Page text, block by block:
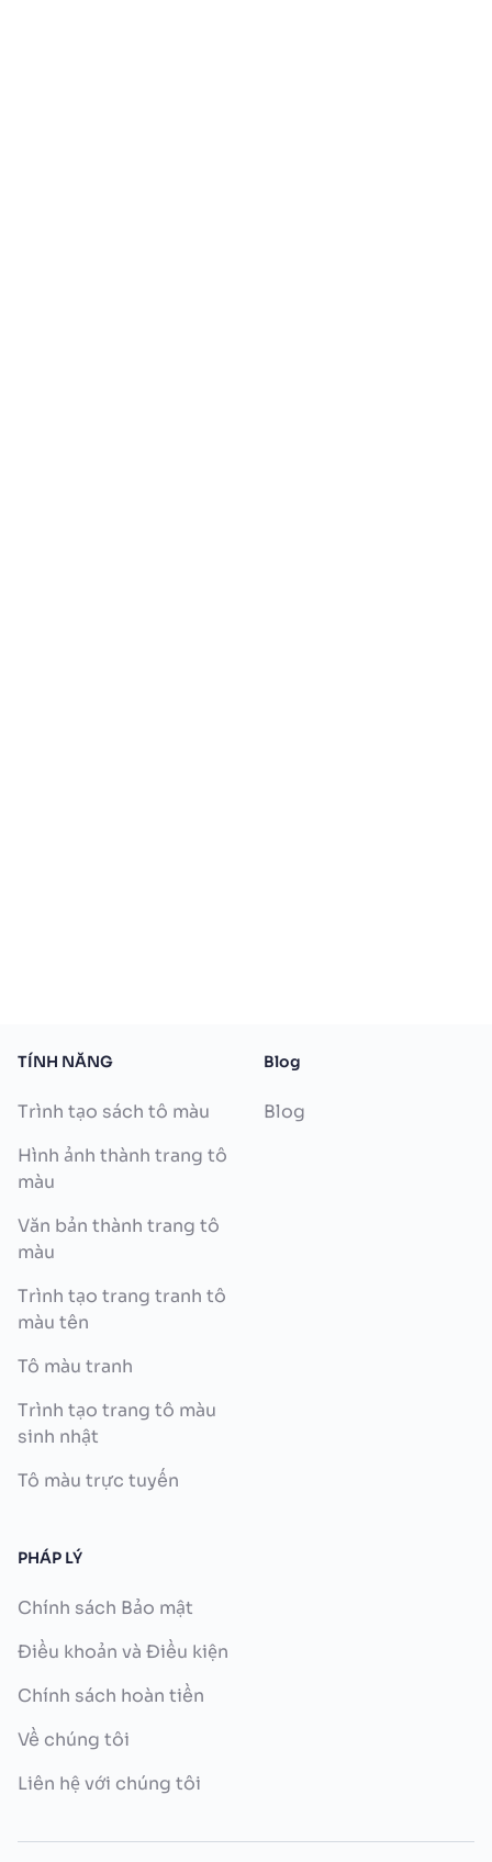
TÍNH NĂNG
Trình tạo sách tô màu
Hình ảnh thành trang tô
màu
Văn bản thành trang tô
màu
Trình tạo trang tranh tô
màu tên
Tô màu tranh
Trình tạo trang tô màu
sinh nhật
Tô màu trực tuyến
Blog
Blog
PHÁP LÝ
Chính sách Bảo mật
Điều khoản và Điều kiện
Chính sách hoàn tiền
Về chúng tôi
Liên hệ với chúng tôi